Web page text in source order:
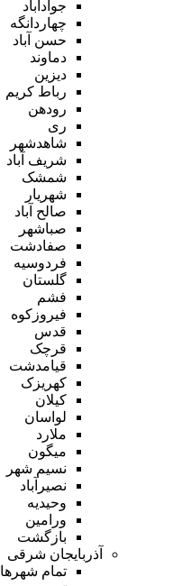
جوادآباد
چهاردانگه
حسن آباد
دماوند
دیزین
رباط کریم
رودهن
ری
شاهدشهر
شریف آباد
شمشک
شهریار
صالح آباد
صباشهر
صفادشت
فردوسیه
گلستان
فشم
فیروزکوه
قدس
قرچک
قیامدشت
کهریزک
کیلان
لواسان
ملارد
میگون
نسیم شهر
نصیرآباد
وحیدیه
ورامین
بازگشت
آذربایجان شرقی
تمام شهر‌ها